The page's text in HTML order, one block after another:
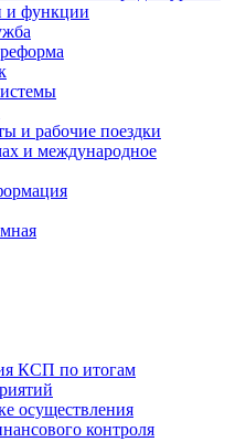
и функции
и рабочие поездки
и международное
КСП по итогам
осуществления
контроля